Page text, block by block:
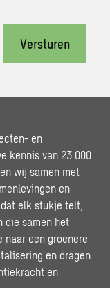
Versturen
en
kennis van 23.000
wij samen met
en
elk stukje telt,
die samen het
een groenere
en dragen
en